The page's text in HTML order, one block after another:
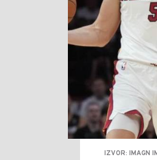
IZVOR: IMAGN